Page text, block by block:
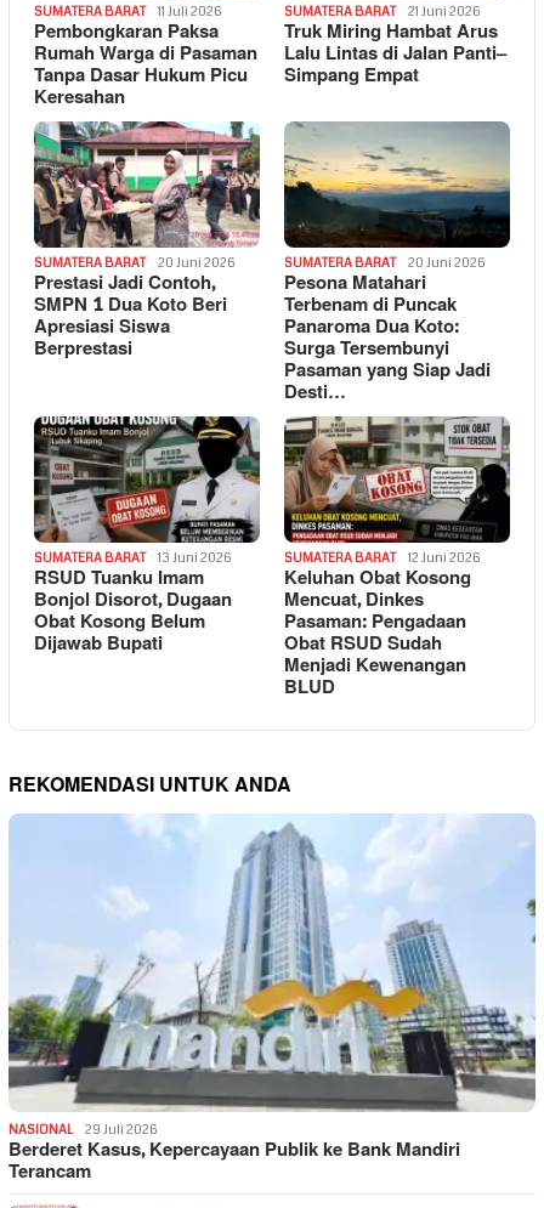
SUMATERA BARAT 11 Juli 2026
Pembongkaran Paksa
Rumah Warga di Pasaman
Tanpa Dasar Hukum Picu
Keresahan
SUMATERA BARAT 21 Juni 2026
Truk Miring Hambat Arus
Lalu Lintas di Jalan Panti–
Simpang Empat
SUMATERA BARAT 20 Juni 2026
Prestasi Jadi Contoh,
SMPN 1 Dua Koto Beri
Apresiasi Siswa
Berprestasi
SUMATERA BARAT 20 Juni 2026
Pesona Matahari
Terbenam di Puncak
Panaroma Dua Koto:
Surga Tersembunyi
Pasaman yang Siap Jadi
Desti…
SUMATERA BARAT 13 Juni 2026
RSUD Tuanku Imam
Bonjol Disorot, Dugaan
Obat Kosong Belum
Dijawab Bupati
SUMATERA BARAT 12 Juni 2026
Keluhan Obat Kosong
Mencuat, Dinkes
Pasaman: Pengadaan
Obat RSUD Sudah
Menjadi Kewenangan
BLUD
REKOMENDASI UNTUK ANDA
NASIONAL 29 Juli 2026
Berderet Kasus, Kepercayaan Publik ke Bank Mandiri
Terancam